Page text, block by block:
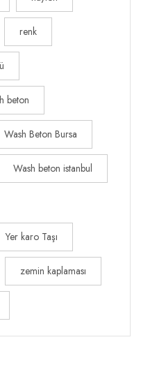
renk
beton
Wash Beton Bursa
Wash beton istanbul
Yer karo Taşı
zemin kaplaması